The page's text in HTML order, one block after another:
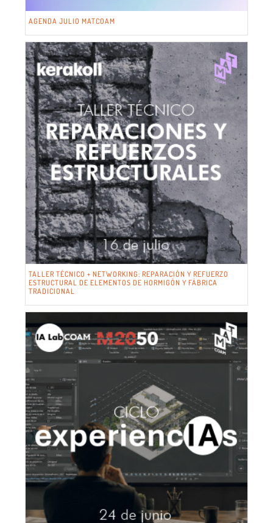
AGENDA JULIO MATCOAM
TALLER TÉCNICO + NETWORKING: REPARACIÓN Y REFUERZO
ESTRUCTURAL DE ELEMENTOS DE HORMIGÓN Y FÁBRICA
TRADICIONAL